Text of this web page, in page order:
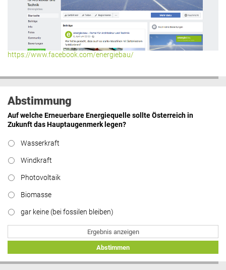
https://www.facebook.com/energiebau/
Abstimmung
Auf welche Erneuerbare Energiequelle sollte Österreich in
Zukunft das Hauptaugenmerk legen?
Wasserkraft
Windkraft
Photovoltaik
Biomasse
gar keine (bei fossilen bleiben)
Ergebnis anzeigen
Abstimmen